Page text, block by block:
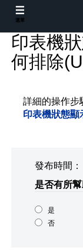
印表機
何排除
詳細的操作步
印表機狀態顯
發布時間
是否有所
是
否